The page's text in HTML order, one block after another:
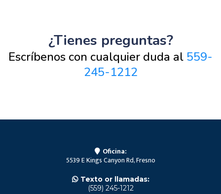
¿Tienes preguntas?
Escríbenos con cualquier duda al 559-
245-1212
Oficina:
5539 E Kings Canyon Rd, Fresno
Texto or llamadas:
(559) 245-1212